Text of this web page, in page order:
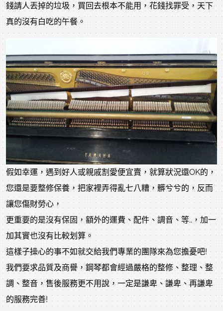
錢請人丟掉的垃圾，買回去根本不能用，花錢找罪受，天下
真的沒有白吃的午餐。
假如幸運，遇到好人或親戚割愛便宜賣，就算狀況還OK的，
您還是要整修保養，把家裡弄得亂七八糟，髒兮兮的，反而
讓您傷財勞心，
更重要的是沒有保固，額外的運費、配件、調音、等..，加一
加其實也沒有比較划算。
這樣子操心的事不如就交給我們專業的團隊來為您擔憂吧!
我們要求品質及商譽，鋼琴都會經過嚴格的整修、整理、整
調、整音，售後服務更不用說，一定是謙卑、謙卑、再謙卑
的服務完善!